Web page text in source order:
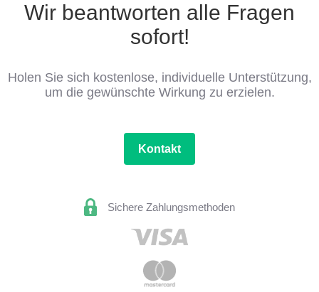
Wir beantworten alle Fragen
sofort!
Holen Sie sich kostenlose, individuelle Unterstützung,
um die gewünschte Wirkung zu erzielen.
Kontakt
Sichere Zahlungsmethoden